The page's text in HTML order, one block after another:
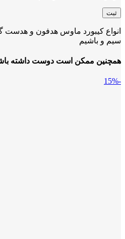
انواع کیبورد ماوس هدفون و هدست
سیم و باشیم
همچنین ممکن است دوست داشته
-15%